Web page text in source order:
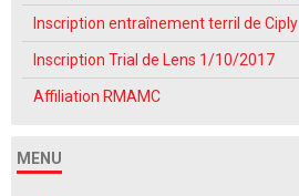
Inscription entraînement terril de Ciply
Inscription Trial de Lens 1/10/2017
Affiliation RMAMC
MENU